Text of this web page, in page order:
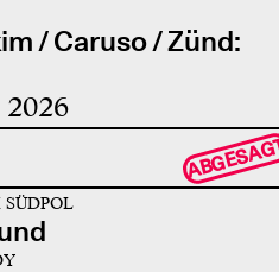
/ Caruso / Zünd:
2026